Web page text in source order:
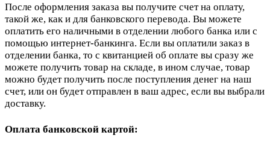
После оформления заказа вы получите счет на оплату,
такой же, как и для банковского перевода. Вы можете
оплатить его наличными в отделении любого банка или с
помощью интернет-банкинга. Если вы оплатили заказ в
отделении банка, то с квитанцией об оплате вы сразу же
можете получить товар на складе, в ином случае, товар
можно будет получить после поступления денег на наш
счет, или он будет отправлен в ваш адрес, если вы выбрали
доставку.
Оплата банковской картой: